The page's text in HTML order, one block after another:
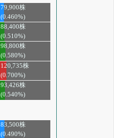
79,900株
(0.460%)
88,400株
(0.510%)
98,800株
(0.580%)
120,735株
(0.700%)
93,426株
(0.540%)
83,500株
(0.490%)